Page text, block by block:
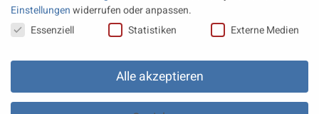
Datenschutz
Datenschutz Einstellungen
Einstellungenwiderrufen oder anpassen.
Datenschutzeinstellungen
Essenziell Statistiken Externe Medien
Alle akzeptieren